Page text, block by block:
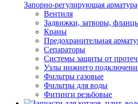
Запорно-регулирующая
Вентиля
Задвижки, затворы,
Краны
Предохранительная
Сепараторы
Системы защиты от
Узлы нижнего
Фильтры газовые
Фильтры для воды
Фитинги резьбовые